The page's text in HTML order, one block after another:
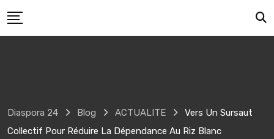
to
Diaspora 24 Blog ACTUALITE
Vers Un Sursaut
Collectif Pour Réduire La Dépendance Au Riz Blanc